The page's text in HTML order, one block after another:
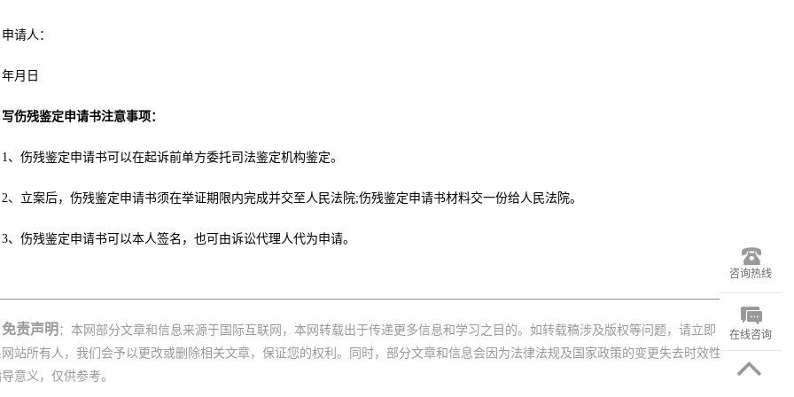
申请人：
年月日
写伤残鉴定申请书注意事项：
1、伤残鉴定申请书可以在起诉前单方委托司法鉴定机构鉴定。
2、立案后，伤残鉴定申请书须在举证期限内完成并交至人民法院;伤残鉴定申请书材料交一份给人民法院。
3、伤残鉴定申请书可以本人签名，也可由诉讼代理人代为申请。
免责声明 ：本网部分文章和信息来源于国际互联网，本网转载出于传递更多信息和学习之目的。如转载稿涉及版权等问题，请立即
站所有人，我们会予以更改或删除相关文章，保证您的权利。同时，部分文章和信息会因为法律法规及国家政策的变更失去时效性
意义，仅供参考。
咨询热线
在线咨询